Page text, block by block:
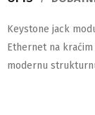
Keystone jack
Ethernet na
modernu